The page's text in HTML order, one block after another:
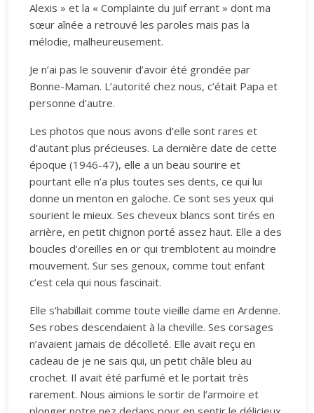
Alexis » et la « Complainte du juif errant » dont ma
sœur aînée a retrouvé les paroles mais pas la
mélodie, malheureusement.
Je n’ai pas le souvenir d’avoir été grondée par
Bonne-Maman. L’autorité chez nous, c’était Papa et
personne d’autre.
Les photos que nous avons d’elle sont rares et
d’autant plus précieuses. La dernière date de cette
époque (1946-47), elle a un beau sourire et
pourtant elle n’a plus toutes ses dents, ce qui lui
donne un menton en galoche. Ce sont ses yeux qui
sourient le mieux. Ses cheveux blancs sont tirés en
arrière, en petit chignon porté assez haut. Elle a des
boucles d’oreilles en or qui tremblotent au moindre
mouvement. Sur ses genoux, comme tout enfant
c’est cela qui nous fascinait.
Elle s’habillait comme toute vieille dame en Ardenne.
Ses robes descendaient à la cheville. Ses corsages
n’avaient jamais de décolleté. Elle avait reçu en
cadeau de je ne sais qui, un petit châle bleu au
crochet. Il avait été parfumé et le portait très
rarement. Nous aimions le sortir de l’armoire et